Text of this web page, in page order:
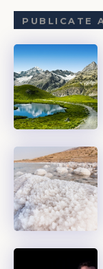
PUBLICATE